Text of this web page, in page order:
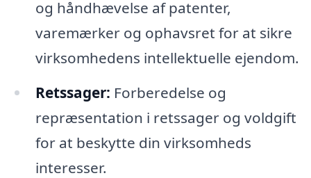
og håndhævelse af patenter,
varemærker og ophavsret for at sikre
virksomhedens intellektuelle ejendom.
Retssager: Forberedelse og
repræsentation i retssager og voldgift
for at beskytte din virksomheds
interesser.